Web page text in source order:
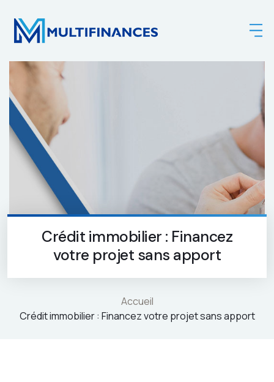
Crédit immobilier : Financez
votre projet sans apport
Accueil
Crédit immobilier : Financez votre projet sans apport